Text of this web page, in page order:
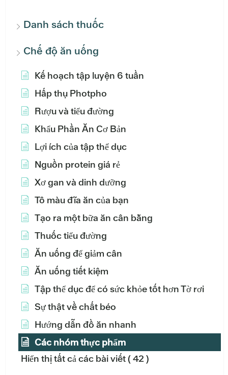
Danh sách thuốc
Chế độ ăn uống
Kế hoạch tập luyện 6 tuần
Hấp thụ Photpho
Rượu và tiểu đường
Khẩu Phần Ăn Cơ Bản
Lợi ích của tập thể dục
Nguồn protein giá rẻ
Xơ gan và dinh dưỡng
Tô màu đĩa ăn của bạn
Tạo ra một bữa ăn cân bằng
Thuốc tiểu đường
Ăn uống để giảm cân
Ăn uống tiết kiệm
Tập thể dục để có sức khỏe tốt hơn Tờ rơi
Sự thật về chất béo
Hướng dẫn đồ ăn nhanh
Các nhóm thực phẩm
Hiển thị tất cả các bài viết( 42 )